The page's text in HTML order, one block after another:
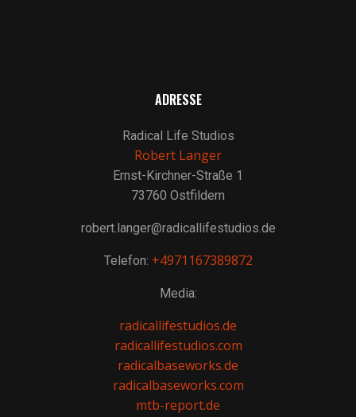
ADRESSE
Radical Life Studios
Robert Langer
Ernst-Kirchner-Straße 1
73760 Ostfildern
robert.langer@radicallifestudios.de
Telefon: +4971167389872
Media:
radicallifestudios.de
radicallifestudios.com
radicalbaseworks.de
radicalbaseworks.com
mtb-report.de